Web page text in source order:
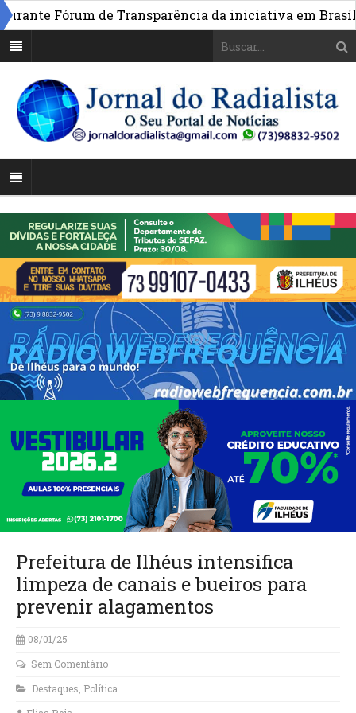
Fórum de Transparência da iniciativa em Brasília »
Prefeitura de Ilhéus intensifica
limpeza de canais e bueiros para
prevenir alagamentos
08/01/25
Sem Comentário
Destaques, Política